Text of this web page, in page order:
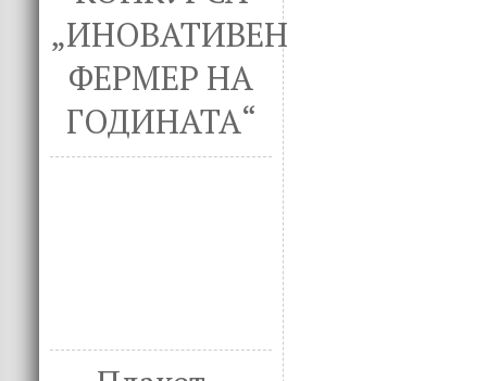
„ИНОВАТИВЕН
ФЕРМЕР НА
ГОДИНАТА“